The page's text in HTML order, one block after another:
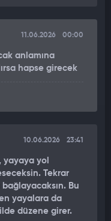
bizim ailemizin
bugün bizim
gelebilir. Başka
sürecin sonuna kadar
11.06.2026 00:00
anlamına
hapse girecek
10.06.2026 23:41
yayaya yol
Tekrar
Bu
yayalara da
düzene girer.